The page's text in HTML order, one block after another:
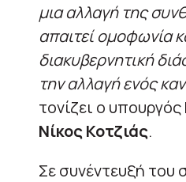
μια αλλαγή της
απαιτεί ομοφωνία
διακυβερνητική
την αλλαγή ενός
τονίζει ο
Νίκος Κοτζιάς.
Σε συνέντευξή του